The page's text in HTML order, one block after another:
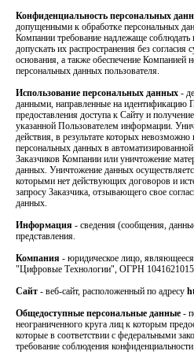
Конфиденциальность персональных
допущенными к обработке персональных
Компании требование надлежаще соблюдать
допускать их распространения без согласия
основания, а также обеспечение Компанией
персональных данных пользователя.
Использование персональных данных -
данными, направленные на идентификацию
предоставления доступа к Сайту и
указанной Пользователем информации.
действия, в результате которых невозможно
персональных данных в автоматизированной
Заказчиков Компании или уничтожение
данных. Уничтожение данных
которыми нет действующих договоров и
запросу Заказчика, отзывающего свое
данных.
Информация - сведения (сообщения,
представления.
Компания - юридическое лицо,
"Цифровые Технологии", ОГРН
Сайт - веб-сайт, расположенный по адресу
Общедоступные персональные данные -
неограниченного круга лиц к которым
которые в соответствии с федеральными
требование соблюдения конфиденциальности.